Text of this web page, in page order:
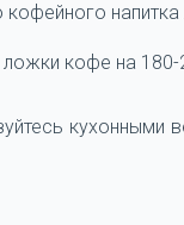
кофейного
кофе на
кухонными